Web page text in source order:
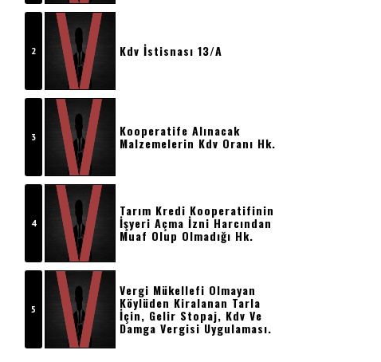
Kdv İstisnası 13/a
Kooperatife Alınacak
Malzemelerin Kdv Oranı Hk.
Tarım Kredi Kooperatifinin
İşyeri Açma İzni Harcından
Muaf Olup Olmadığı Hk.
Vergi Mükellefi Olmayan
Köylüden Kiralanan Tarla
İçin, Gelir Stopaj, Kdv Ve
Damga Vergisi Uygulaması.